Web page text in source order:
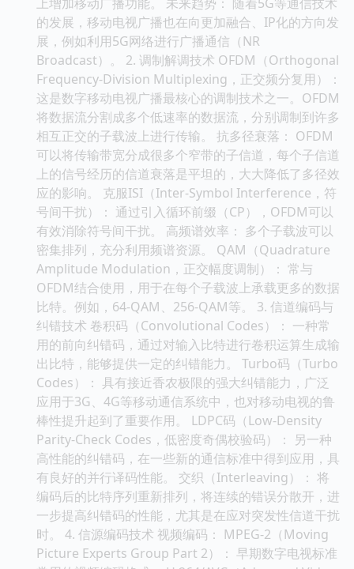
的发展，移动电视广播也在向更加融合、IP化的方向发
展，例如利用5G网络进行广播通信（NR
Broadcast）。 2. 调制解调技术 OFDM（Orthogonal
Frequency-Division Multiplexing，正交频分复用）：
这是数字移动电视广播最核心的调制技术之一。OFDM
将数据流分割成多个低速率的数据流，分别调制到许多
相互正交的子载波上进行传输。 抗多径衰落： OFDM
可以将传输带宽分成很多个窄带的子信道，每个子信道
上的信号经历的信道衰落是平坦的，大大降低了多径效
应的影响。 克服ISI（Inter-Symbol Interference，符
号间干扰）： 通过引入循环前缀（CP），OFDM可以
有效消除符号间干扰。 高频谱效率： 多个子载波可以
密集排列，充分利用频谱资源。 QAM（Quadrature
Amplitude Modulation，正交幅度调制）： 常与
OFDM结合使用，用于在每个子载波上承载更多的数据
比特。例如，64-QAM、256-QAM等。 3. 信道编码与
纠错技术 卷积码（Convolutional Codes）： 一种常
用的前向纠错码，通过对输入比特进行卷积运算生成输
出比特，能够提供一定的纠错能力。 Turbo码（Turbo
Codes）： 具有接近香农极限的强大纠错能力，广泛
应用于3G、4G等移动通信系统中，也对移动电视的鲁
棒性提升起到了重要作用。 LDPC码（Low-Density
Parity-Check Codes，低密度奇偶校验码）： 另一种
高性能的纠错码，在一些新的通信标准中得到应用，具
有良好的并行译码性能。 交织（Interleaving）： 将
编码后的比特序列重新排列，将连续的错误分散开，进
一步提高纠错码的性能，尤其是在应对突发性信道干扰
时。 4. 信源编码技术 视频编码： MPEG-2（Moving
Picture Experts Group Part 2）： 早期数字电视标准